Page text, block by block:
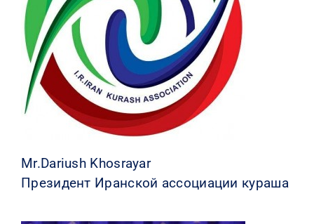
КОНТАКТЫ
Mr.Dariush Khosrayar
Президент Иранской ассоциации кураша